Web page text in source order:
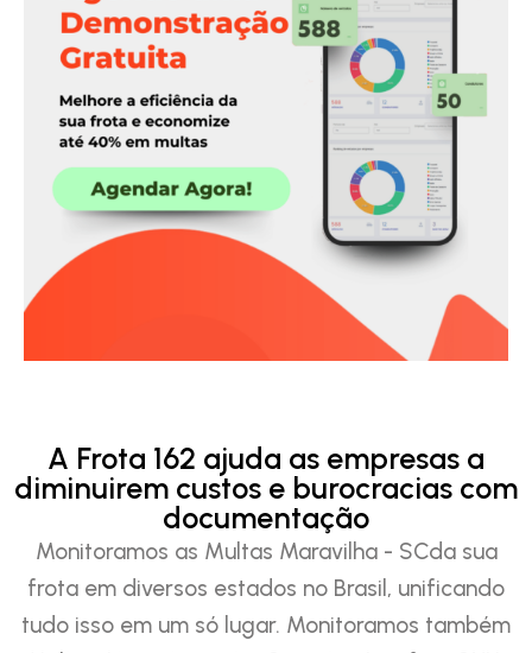
A Frota 162 ajuda as empresas a
diminuirem custos e burocracias com
documentação
Monitoramos as Multas Maravilha - SCda sua
frota em diversos estados no Brasil, unificando
tudo isso em um só lugar. Monitoramos também